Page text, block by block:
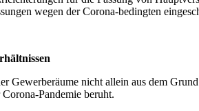
wegen der Corona-bedingten
Gewerberäume nicht allein aus dem
Pandemie beruht.